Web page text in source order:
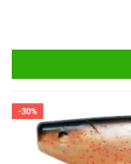
-30%